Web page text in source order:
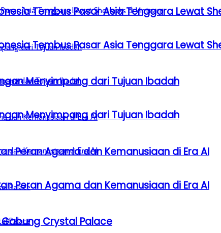
Tembus Pasar Asia Tenggara Lewat
Menyimpang dari Tujuan Ibadah
Peran Agama dan Kemanusiaan di Era AI
Gabung Crystal Palace
Tembus Pasar Asia Tenggara Lewat
Menyimpang dari Tujuan Ibadah
Peran Agama dan Kemanusiaan di Era AI